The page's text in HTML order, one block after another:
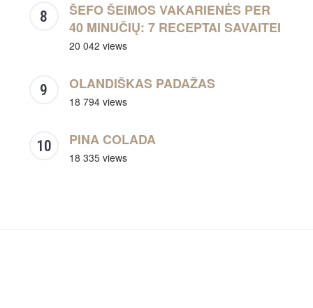
ŠEFO ŠEIMOS VAKARIENĖS PER
40 MINUČIŲ: 7 RECEPTAI SAVAITEI
20 042 views
OLANDIŠKAS PADAŽAS
18 794 views
PINA COLADA
18 335 views